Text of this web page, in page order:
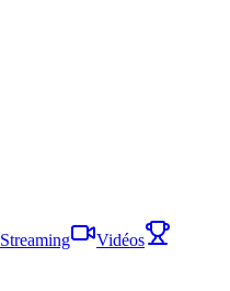
Streaming
Vidéos